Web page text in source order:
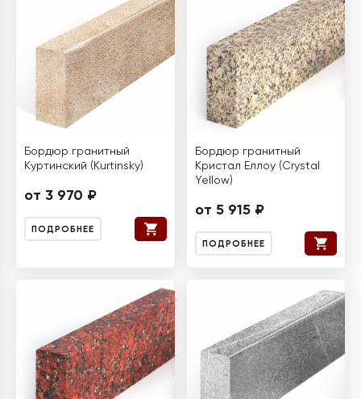
Бордюр гранитный
Куртинский (Kurtinsky)
от 3 970 ₽
ПОДРОБНЕЕ
Бордюр гранитный
Кристал Еллоу (Crystal
Yellow)
от 5 915 ₽
ПОДРОБНЕЕ